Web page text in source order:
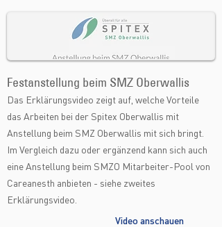
Festanstellung beim SMZ Oberwallis
Das Erklärungsvideo zeigt auf, welche Vorteile
das Arbeiten bei der Spitex Oberwallis mit
Anstellung beim SMZ Oberwallis mit sich bringt.
Im Vergleich dazu oder ergänzend kann sich auch
eine Anstellung beim SMZO Mitarbeiter-Pool von
Careanesth anbieten - siehe zweites
Erklärungsvideo.
Video anschauen